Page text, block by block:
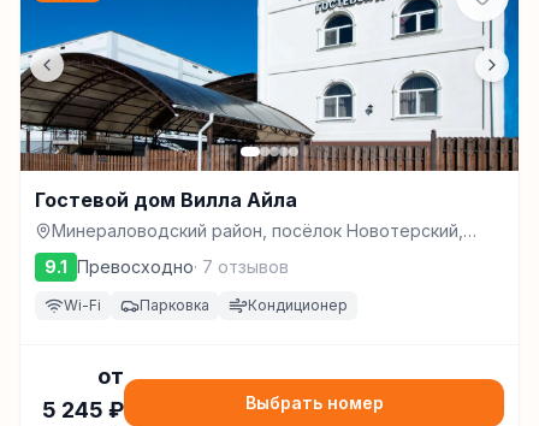
Гостевой дом Вилла Айла
Минераловодский район, посёлок Новотерский,
улица Молодёжная, д.4, Минеральные Воды
9.1 Превосходно· 7 отзывов
Wi-Fi Парковка Кондиционер
от
5 245 ₽ Выбрать номер